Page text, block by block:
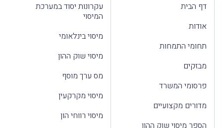
דף הבית
אודות
תחומי התמחות
מבזקים
פרסומי המשרד
מדורים מקצועיים
עקרונות יסוד במערכת
המיסוי
מיסוי בינלאומי
מיסוי שוק ההון
מס ערך מוסף
מיסוי מקרקעין
מיסוי רווחי הון